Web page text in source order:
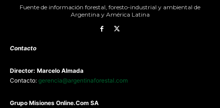
Fuente de información forestal, foresto-industrial y ambiental de
Argentina y América Latina
Contacto
Director: Marcelo Almada
Contacto: gerencia@argentinaforestal.com
Grupo Misiones Online.Com SA